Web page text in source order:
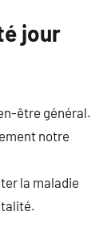
jour
être général.
notre
la maladie